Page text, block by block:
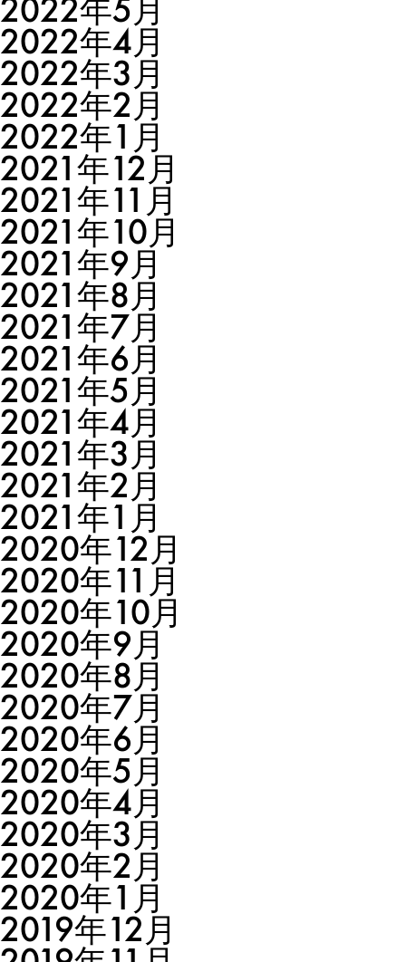
2022年5月
2022年4月
2022年3月
2022年2月
2022年1月
2021年12月
2021年11月
2021年10月
2021年9月
2021年8月
2021年7月
2021年6月
2021年5月
2021年4月
2021年3月
2021年2月
2021年1月
2020年12月
2020年11月
2020年10月
2020年9月
2020年8月
2020年7月
2020年6月
2020年5月
2020年4月
2020年3月
2020年2月
2020年1月
2019年12月